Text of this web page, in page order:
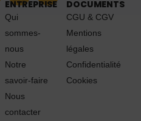
ENTREPRISE
Qui
sommes-
nous
Notre
savoir-faire
Nous
contacter
DOCUMENTS
CGU & CGV
Mentions
légales
Confidentialité
Cookies